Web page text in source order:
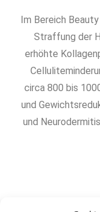
Im Bereich
Straffung der
erhöhte
circa 800 bis
und
und